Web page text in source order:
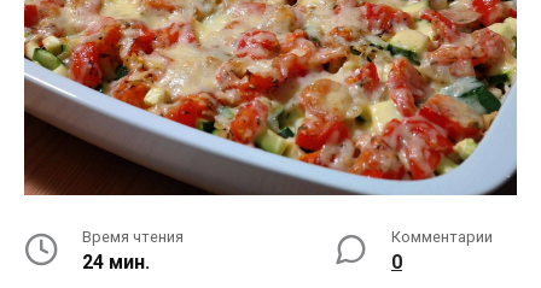
Время чтения
24 мин.
Комментарии
0